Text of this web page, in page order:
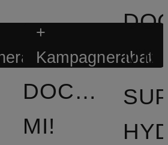
+
Kampagnerabat
DOCTOR
MI!
MI!